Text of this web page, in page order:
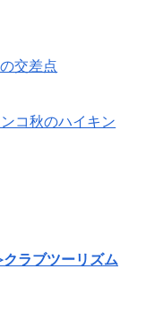
交差点
コ秋のハイキン
ラブツーリズム